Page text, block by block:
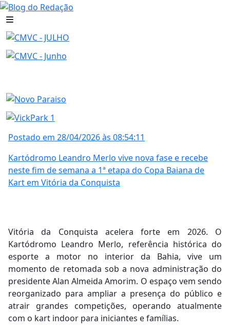
Postado em 28/04/2026 às 08:54:11
Kartódromo Leandro Merlo vive nova fase e recebe
neste fim de semana a 1ª etapa do Copa Baiana de
Kart em Vitória da Conquista
Vitória da Conquista acelera forte em 2026. O
Kartódromo Leandro Merlo, referência histórica do
esporte a motor no interior da Bahia, vive um
momento de retomada sob a nova administração do
presidente Alan Almeida Amorim. O espaço vem sendo
reorganizado para ampliar a presença do público e
atrair grandes competições, operando atualmente
com o kart indoor para iniciantes e famílias.